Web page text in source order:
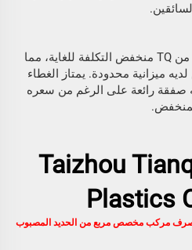
قد يكون هذا الغطاء الطرقي من TQ منخفض التكلفة للغاية، مما
ميزانية محدودة. يمتاز الغطاء
صفقة رائعة على الرغم من سعره
Taizhou
Plastics